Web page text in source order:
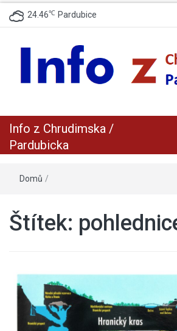
24.46℃ Pardubice
Info z Chrudimska /
Pardubicka
Domů /
Štítek: